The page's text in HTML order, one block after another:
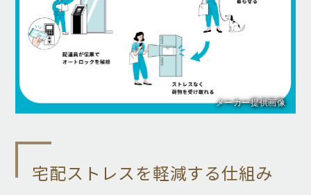
宅配ストレスを軽減する仕組み
メーカー提供画像